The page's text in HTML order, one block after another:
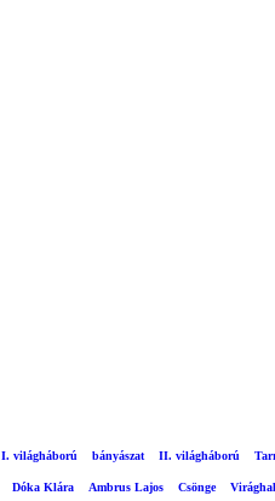
I. világháború bányászat II. világháború
Dóka Klára Ambrus Lajos Csönge